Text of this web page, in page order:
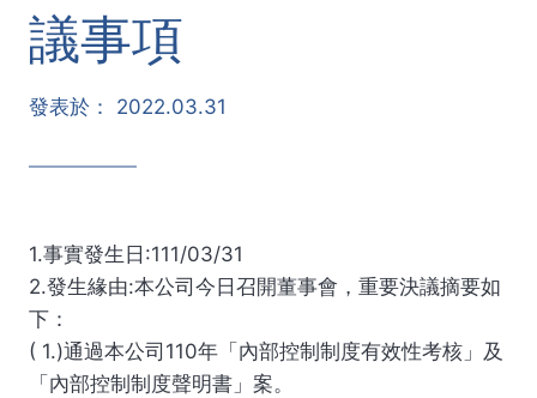
議事項
發表於： 2022.03.31
1.事實發生日:111/03/31
2.發生緣由:本公司今日召開董事會，重要決議摘要如
下：
( 1.)通過本公司110年「內部控制制度有效性考核」及
「內部控制制度聲明書」案。